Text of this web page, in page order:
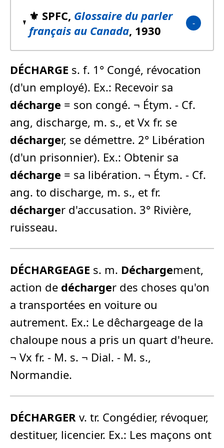
⚜️ SPFC, Glossaire du parler
français au Canada, 1930
DÉCHARGE s. f. 1° Congé, révocation
(d'un employé). Ex.: Recevoir sa
décharge = son congé. ¬ Étym. - Cf.
ang, discharge, m. s., et Vx fr. se
décharger, se démettre. 2° Libération
(d'un prisonnier). Ex.: Obtenir sa
décharge = sa libération. ¬ Étym. - Cf.
ang. to discharge, m. s., et fr.
décharger d'accusation. 3° Rivière,
ruisseau.
DÉCHARGEAGE s. m. Déchargement,
action de décharger des choses qu'on
a transportées en voiture ou
autrement. Ex.: Le dêchargeage de la
chaloupe nous a pris un quart d'heure.
¬ Vx fr. - M. s. ¬ Dial. - M. s.,
Normandie.
DÉCHARGER v. tr. Congédier, révoquer,
destituer, licencier. Ex.: Les maçons ont